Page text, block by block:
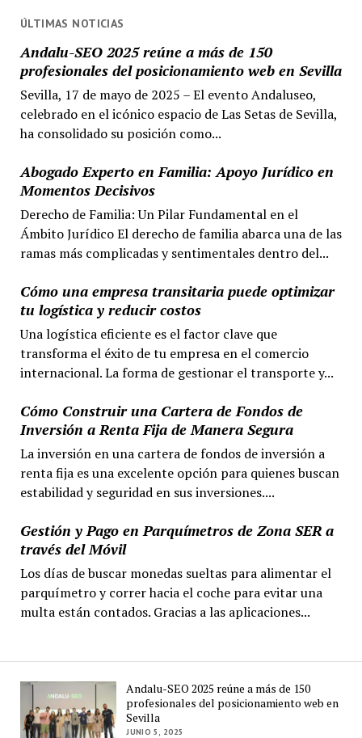
ÚLTIMAS NOTICIAS
Andalu-SEO 2025 reúne a más de 150
profesionales del posicionamiento web en Sevilla
Sevilla, 17 de mayo de 2025 – El evento Andaluseo,
celebrado en el icónico espacio de Las Setas de Sevilla,
ha consolidado su posición como...
Abogado Experto en Familia: Apoyo Jurídico en
Momentos Decisivos
Derecho de Familia: Un Pilar Fundamental en el
Ámbito Jurídico El derecho de familia abarca una de las
ramas más complicadas y sentimentales dentro del...
Cómo una empresa transitaria puede optimizar
tu logística y reducir costos
Una logística eficiente es el factor clave que
transforma el éxito de tu empresa en el comercio
internacional. La forma de gestionar el transporte y...
Cómo Construir una Cartera de Fondos de
Inversión a Renta Fija de Manera Segura
La inversión en una cartera de fondos de inversión a
renta fija es una excelente opción para quienes buscan
estabilidad y seguridad en sus inversiones....
Gestión y Pago en Parquímetros de Zona SER a
través del Móvil
Los días de buscar monedas sueltas para alimentar el
parquímetro y correr hacia el coche para evitar una
multa están contados. Gracias a las aplicaciones...
Andalu-SEO 2025 reúne a más de 150
profesionales del posicionamiento web en
Sevilla
JUNIO 5, 2025